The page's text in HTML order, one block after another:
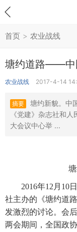
首页 > 农业战线
塘约道路——中
农业战线 2017-4-14
摘要
塘约新貌。
《党建》杂志社和
大会议中心举 ...
2016年12月10日
社主办的《塘约道
发激烈的讨论。会
两会期间，全国政